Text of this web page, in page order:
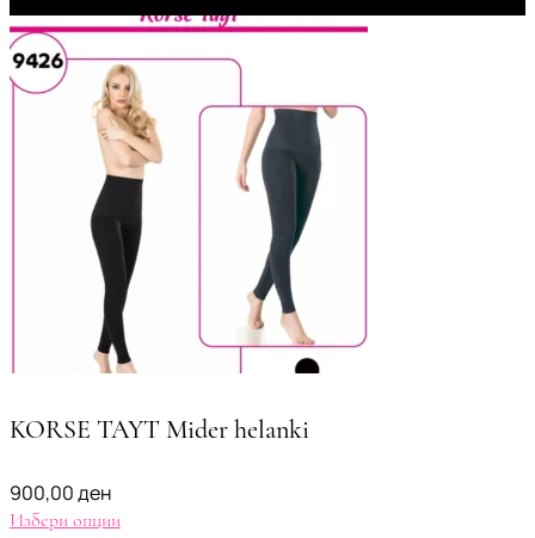
KORSE TAYT Mider helanki
900,00ден
Избери опции